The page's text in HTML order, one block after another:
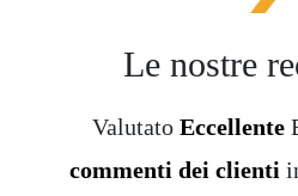
Le nostre
Valutato Eccellente
commenti dei clienti